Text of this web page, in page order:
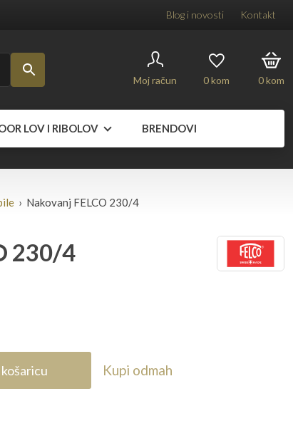
Blog i novosti Kontakt
Moj račun 0kom 0kom
LOV I RIBOLOV BRENDOVI
› Nakovanj FELCO 230/4
230/4
Kupi odmah